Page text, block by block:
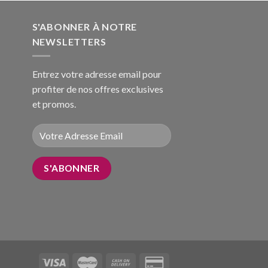
S'ABONNER À NOTRE
NEWSLETTERS
Entrez votre adresse email pour
profiter de nos offres exclusives
et promos.